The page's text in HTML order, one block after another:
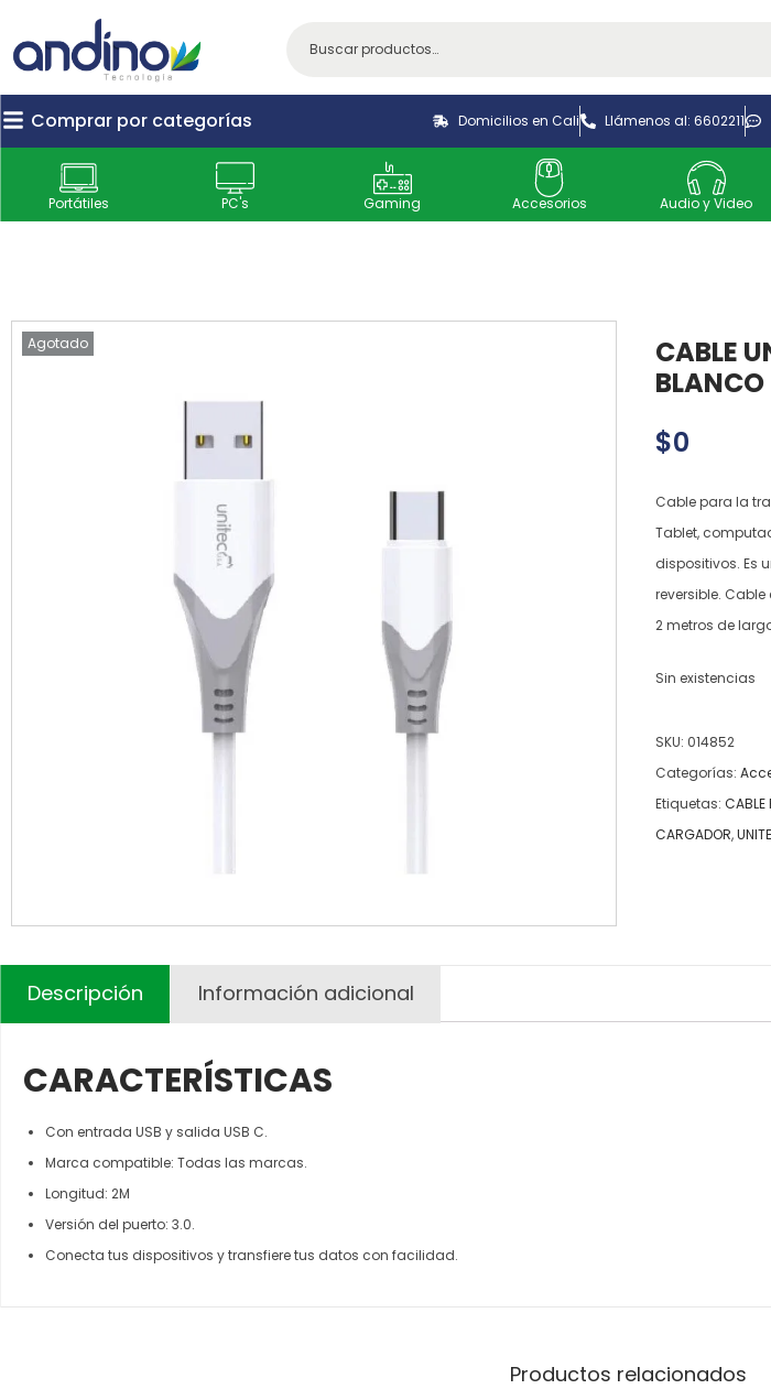
Comprar por categorías Domicilios en Cali Llámenos al: 6602211
Portátiles PC's Gaming Accesorios Audio y Video
Agotado
CABLE
BLANCO
$0
Cable para la
Tablet,
dispositivos. Es
reversible.
2 metros de
Sin existencias
SKU: 014852
Categorías:
Etiquetas: CABLE
CARGADOR,
Descripción Información adicional
CARACTERÍSTICAS
Con entrada USB y salida USB C.
Marca compatible: Todas las marcas.
Longitud: 2M
Versión del puerto: 3.0.
Conecta tus dispositivos y transfiere tus datos con facilidad.
Productos relacionados